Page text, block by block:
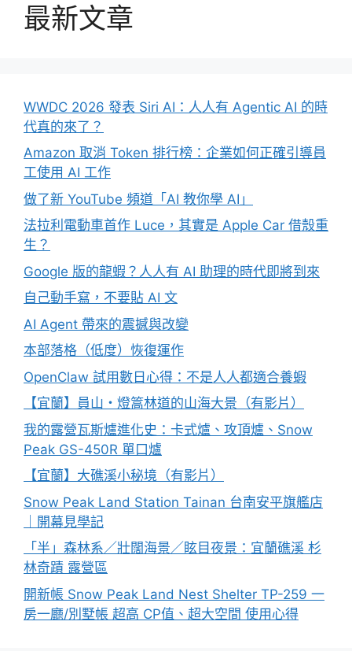
最新文章
WWDC 2026 發表 Siri AI：人人有 Agentic AI 的時
代真的來了？
Amazon 取消 Token 排行榜：企業如何正確引導員
工使用 AI 工作
做了新 YouTube 頻道「AI 教你學 AI」
法拉利電動車首作 Luce，其實是 Apple Car 借殼重
生？
Google 版的龍蝦？人人有 AI 助理的時代即將到來
自己動手寫，不要貼 AI 文
AI Agent 帶來的震撼與改變
本部落格（低度）恢復運作
OpenClaw 試用數日心得：不是人人都適合養蝦
【宜蘭】員山・燈篙林道的山海大景（有影片）
我的露營瓦斯爐進化史：卡式爐、攻頂爐、Snow
Peak GS-450R 單口爐
【宜蘭】大礁溪小秘境（有影片）
Snow Peak Land Station Tainan 台南安平旗艦店
｜開幕見學記
「半」森林系／壯闊海景／眩目夜景：宜蘭礁溪 杉
林奇蹟 露營區
開新帳 Snow Peak Land Nest Shelter TP-259 一
房一廳/別墅帳 超高 CP值、超大空間 使用心得